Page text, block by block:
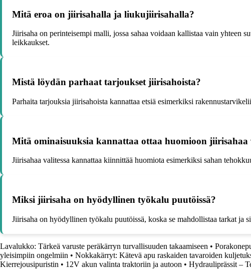
Mitä eroa on jiirisahalla ja liukujiirisahalla?
Jiirisaha on perinteisempi malli, jossa sahaa voidaan kallistaa vain yhteen
leikkaukset.
Mistä löydän parhaat tarjoukset jiirisahoista?
Parhaita tarjouksia jiirisahoista kannattaa etsiä esimerkiksi
Mitä ominaisuuksia kannattaa ottaa huomioon jiirisahaa
Jiirisahaa valitessa kannattaa kiinnittää huomiota esimerkiksi sahan
Miksi jiirisaha on hyödyllinen työkalu puutöissä?
Jiirisaha on hyödyllinen työkalu puutöissä, koska se mahdollistaa tarkat
Lavalukko: Tärkeä varuste peräkärryn turvallisuuden takaamiseen •
yleisimpiin ongelmiin • Nokkakärryt: Kätevä apu raskaiden tavaroiden
Kierrejousipuristin • 12V akun valinta traktoriin ja autoon • Hydrauliprässit –